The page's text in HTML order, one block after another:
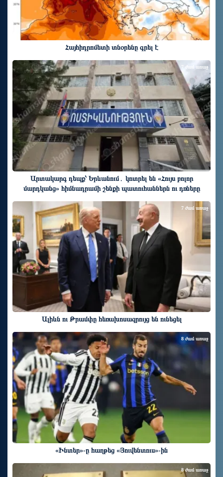
Հայհիդրոմետի տնօրենը գրել է
Արտակարգ դեպք՝ Երևանում․ կոտրել են «Հույս բոլոր
մարդկանց» հիմնադրամի շենքի պատուհաններն ու դռները
7 ժամ առաջ
Ալիևն ու Թրամփը հեռախոսազրույց են ունեցել
7 ժամ առաջ
«Ինտեր»-ը հաղթեց «Յուվենտուս»-ին
8 ժամ առաջ
8 ժամ առաջ